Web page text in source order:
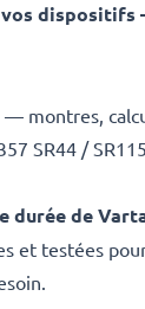
dispositifs
montres,
SR44 /
durée de
et testées